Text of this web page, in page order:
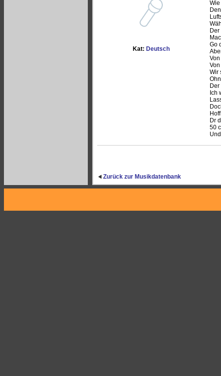
Kat: Deutsch
Go
Wir
Ich
Dr
50
Zurück zur Musikdatenbank